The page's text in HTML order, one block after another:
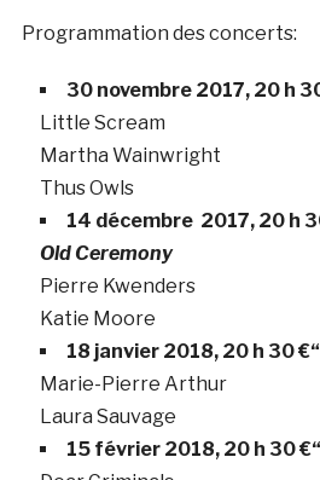
Programmation des concerts:
30 novembre 2017, 20 h
Little Scream
Martha Wainwright
Thus Owls
14 décembre 2017, 20 h
Old Ceremony
Pierre Kwenders
Katie Moore
18 janvier 2018, 20 h 30 €“
Marie-Pierre Arthur
Laura Sauvage
15 février 2018, 20 h 30